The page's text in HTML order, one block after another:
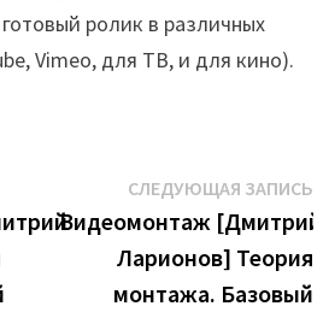
ролик в различных
Vimeo, для ТВ, и для кино).
Предыдущая
запись:
СЛЕДУЮЩАЯ ЗАПИСЬ
Видеомонтаж [Дмитрий
Ларионов] Теория
монтажа. Базовый